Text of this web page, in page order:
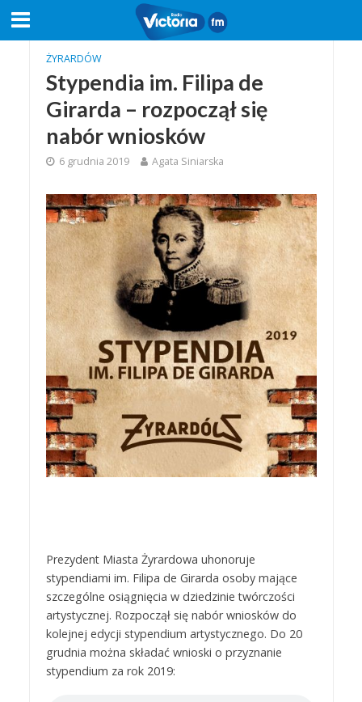
ŻYRARDÓW
Stypendia im. Filipa de
Girarda – rozpoczął się
nabór wniosków
6 grudnia 2019 Agata Siniarska
Prezydent Miasta Żyrardowa uhonoruje
stypendiami im. Filipa de Girarda osoby mające
szczególne osiągnięcia w dziedzinie twórczości
artystycznej. Rozpoczął się nabór wniosków do
kolejnej edycji stypendium artystycznego. Do 20
grudnia można składać wnioski o przyznanie
stypendium za rok 2019: